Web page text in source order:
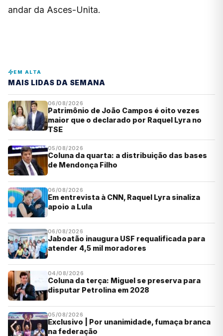
andar da Asces-Unita.
EM ALTA
MAIS LIDAS DA SEMANA
06/08/2026
Patrimônio de João Campos é oito vezes
maior que o declarado por Raquel Lyra no
TSE
05/08/2026
Coluna da quarta: a distribuição das bases
de Mendonça Filho
06/08/2026
Em entrevista à CNN, Raquel Lyra sinaliza
apoio a Lula
06/08/2026
Jaboatão inaugura USF requalificada para
atender 4,5 mil moradores
04/08/2026
Coluna da terça: Miguel se preserva para
disputar Petrolina em 2028
05/08/2026
Exclusivo | Por unanimidade, fumaça branca
na federação